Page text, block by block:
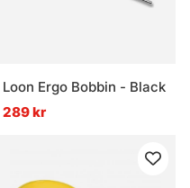
Loon Ergo Bobbin - Black
289 kr